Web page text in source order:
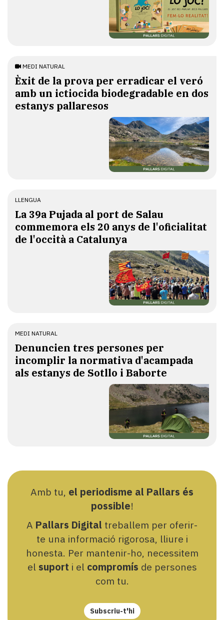
MEDI NATURAL
Èxit de la prova per erradicar el veró
amb un ictiocida biodegradable en dos
estanys pallaresos
LLENGUA
​La 39a Pujada al port de Salau
commemora els 20 anys de l'oficialitat
de l'occità a Catalunya
MEDI NATURAL
Denuncien tres persones per
incomplir la normativa d'acampada
als estanys de Sotllo i Baborte
Amb tu, el periodisme al Pallars és
possible!
A Pallars Digital treballem per oferir-
te una informació rigorosa, lliure i
honesta. Per mantenir-ho, necessitem
el suport i el compromís de persones
com tu.
Subscriu-t'hi